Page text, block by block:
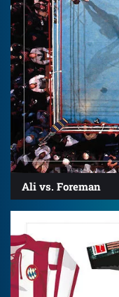
Ali vs. Foreman